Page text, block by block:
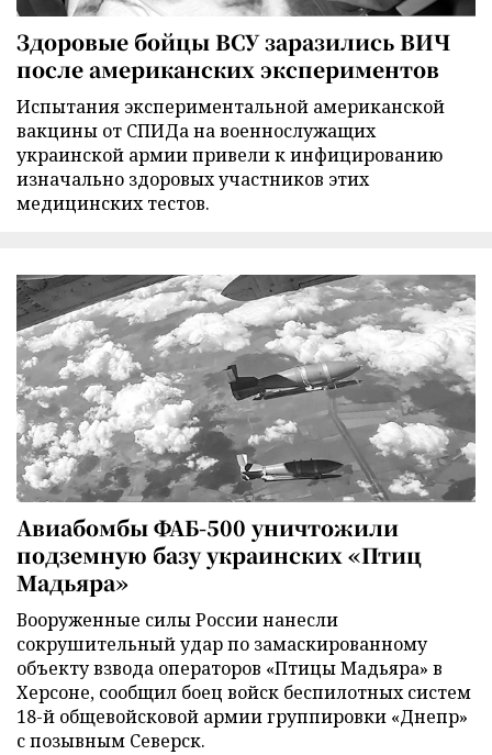
Здоровые бойцы ВСУ заразились ВИЧ
после американских экспериментов
Испытания экспериментальной американской
вакцины от СПИДа на военнослужащих
украинской армии привели к инфицированию
изначально здоровых участников этих
медицинских тестов.
Авиабомбы ФАБ-500 уничтожили
подземную базу украинских «Птиц
Мадьяра»
Вооруженные силы России нанесли
сокрушительный удар по замаскированному
объекту взвода операторов «Птицы Мадьяра» в
Херсоне, сообщил боец войск беспилотных систем
18-й общевойсковой армии группировки «Днепр»
с позывным Северск.